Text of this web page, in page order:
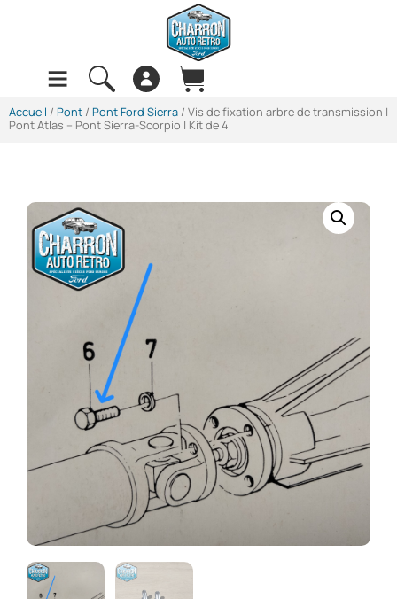
Accueil / Pont / Pont Ford Sierra / Vis de fixation arbre de transmission |
Pont Atlas – Pont Sierra-Scorpio | Kit de 4